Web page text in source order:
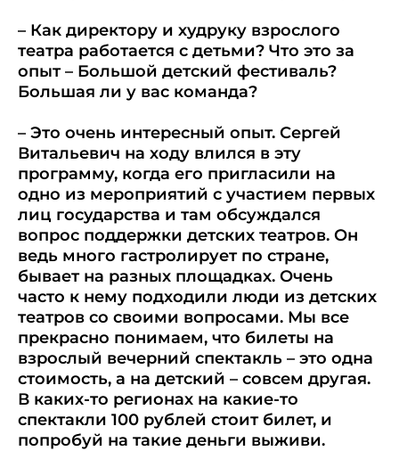
– Как директору и худруку взрослого
театра работается с детьми? Что это за
опыт – Большой детский фестиваль?
Большая ли у вас команда?
– Это очень интересный опыт. Сергей
Витальевич на ходу влился в эту
программу, когда его пригласили на
одно из мероприятий с участием первых
лиц государства и там обсуждался
вопрос поддержки детских театров. Он
ведь много гастролирует по стране,
бывает на разных площадках. Очень
часто к нему подходили люди из детских
театров со своими вопросами. Мы все
прекрасно понимаем, что билеты на
взрослый вечерний спектакль – это одна
стоимость, а на детский – совсем другая.
В каких-то регионах на какие-то
спектакли 100 рублей стоит билет, и
попробуй на такие деньги выживи.